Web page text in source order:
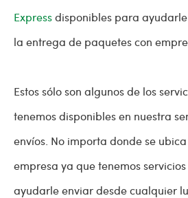
Expressdisponibles para
la entrega de paquetes con
Estos sólo son algunos de los
tenemos disponibles en nuestra
envíos. No importa donde se
empresa ya que tenemos
ayudarle enviar desde cualquier